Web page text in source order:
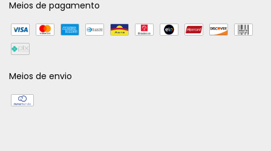
Meios de pagamento
Meios de envio